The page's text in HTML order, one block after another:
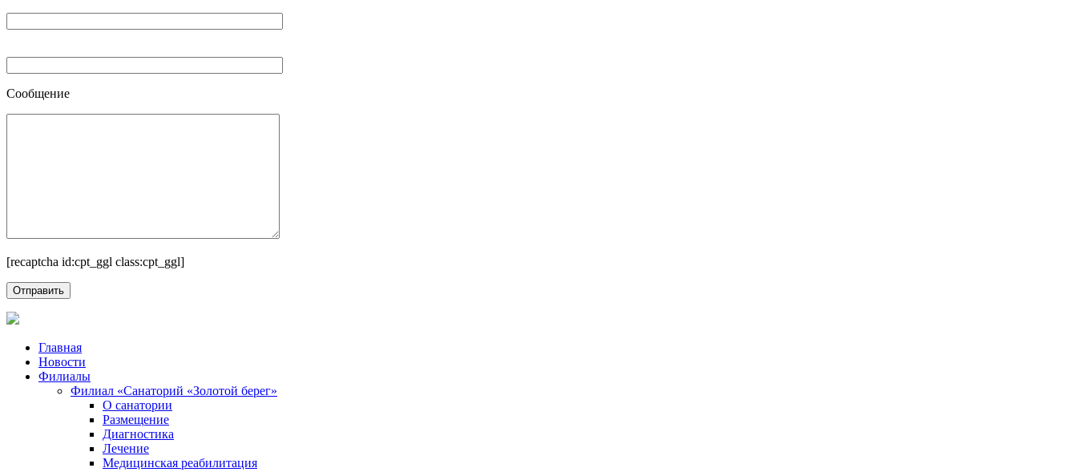
Сообщение
[recaptcha id:cpt_ggl class:cpt_ggl]
Главная
Новости
Филиалы
Филиал «Санаторий «Золотой берег»
О санатории
Размещение
Диагностика
Лечение
Медицинская реабилитация